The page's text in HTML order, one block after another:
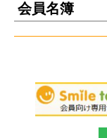
会員名簿